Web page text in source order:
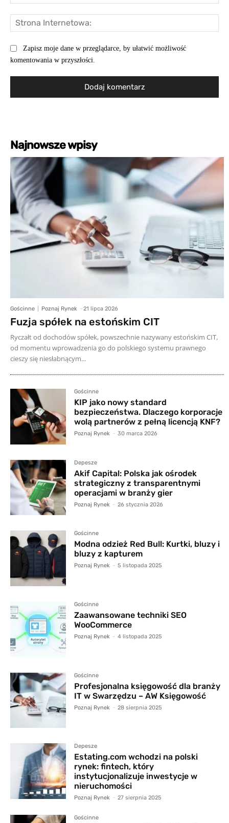
Zapisz moje dane w przeglądarce, by ułatwić możliwość
komentowania w przyszłości.
Najnowsze wpisy
Gościnne Poznaj Rynek - 21 lipca 2026
Fuzja spółek na estońskim CIT
Ryczałt od dochodów spółek, powszechnie nazywany estońskim CIT,
od momentu wprowadzenia go do polskiego systemu prawnego
cieszy się niesłabnącym...
Gościnne
KIP jako nowy standard
bezpieczeństwa. Dlaczego korporacje
wolą partnerów z pełną licencją KNF?
Poznaj Rynek - 30 marca 2026
Depesze
Akif Capital: Polska jak ośrodek
strategiczny z transparentnymi
operacjami w branży gier
Poznaj Rynek - 26 stycznia 2026
Gościnne
Modna odzież Red Bull: Kurtki, bluzy i
bluzy z kapturem
Poznaj Rynek - 5 listopada 2025
Gościnne
Zaawansowane techniki SEO
WooCommerce
Poznaj Rynek - 4 listopada 2025
Gościnne
Profesjonalna księgowość dla branży
IT w Swarzędzu – AW Księgowość
Poznaj Rynek - 28 sierpnia 2025
Depesze
Estating.com wchodzi na polski
rynek: fintech, który
instytucjonalizuje inwestycje w
nieruchomości
Poznaj Rynek - 27 sierpnia 2025
Gościnne